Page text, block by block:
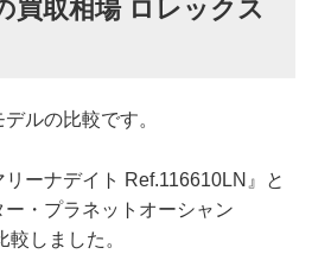
買取相場 ロレックス
ルの比較です。
ーナデイト Ref.116610LN』と
・プラネットオーシャン
しました。